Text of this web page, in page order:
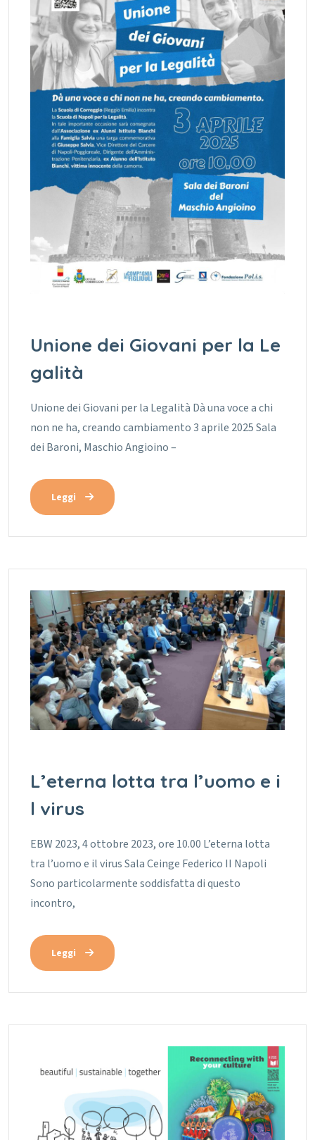
Unione dei Giovani per la Le
galità
Unione dei Giovani per la Legalità Dà una voce a chi
non ne ha, creando cambiamento 3 aprile 2025 Sala
dei Baroni, Maschio Angioino –
Leggi
L’eterna lotta tra l’uomo e i
l virus
EBW 2023, 4 ottobre 2023, ore 10.00 L’eterna lotta
tra l’uomo e il virus Sala Ceinge Federico II Napoli
Sono particolarmente soddisfatta di questo
incontro,
Leggi